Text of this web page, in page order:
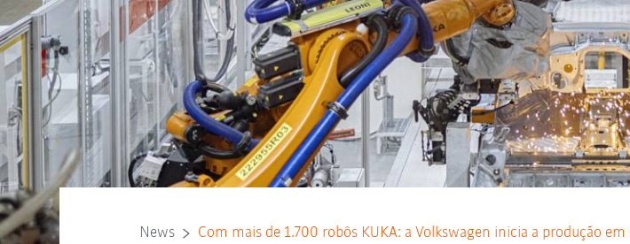
News Com mais de 1.700 robôs KUKA: a Volkswagen inicia a produção em